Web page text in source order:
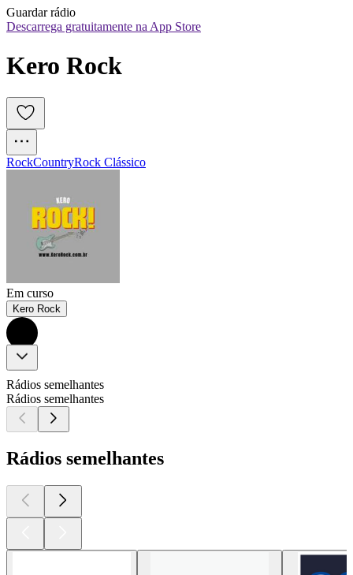
Guardar rádio
Descarrega gratuitamente na App Store
Kero Rock
RockCountryRock Clássico
Em curso
Kero Rock
Rádios semelhantes
Rádios semelhantes
Rádios semelhantes